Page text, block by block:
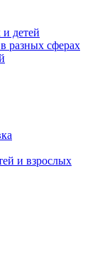
детей
разных сферах
и взрослых